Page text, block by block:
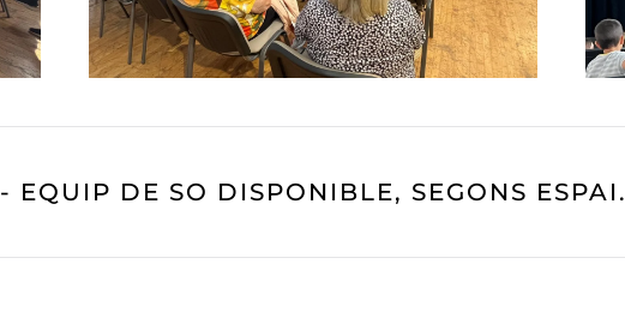
- EQUIP DE SO DISPONIBLE, SEGONS ESPAI.